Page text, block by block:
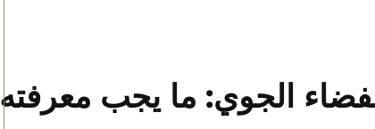
الجوي: ما يجب معرفته